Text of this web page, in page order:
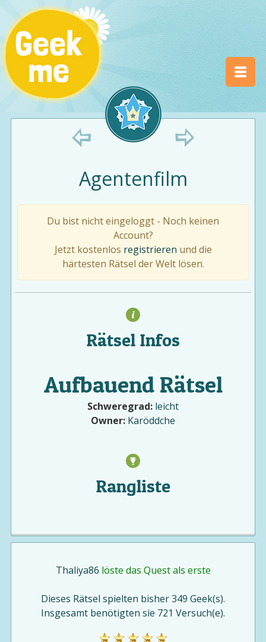
Agentenfilm
Du bist nicht eingeloggt - Noch keinen
Account?
Jetzt kostenlos registrieren und die
härtesten Rätsel der Welt lösen.
Rätsel Infos
Aufbauend Rätsel
Schweregrad: leicht
Owner: Karöddche
Rangliste
Thaliya86 löste das Quest als erste
Dieses Rätsel spielten bisher 349 Geek(s).
Insgesamt benötigten sie 721 Versuch(e).